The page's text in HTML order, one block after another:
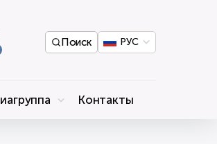
Поиск РУС
Контакты